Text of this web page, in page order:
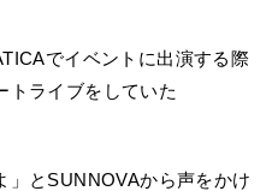
でイベントに出演する際
トライブをしていた
」とSUNNOVAから声をかけ